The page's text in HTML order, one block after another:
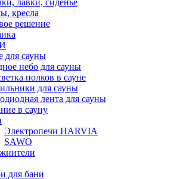
лавки, сиденье
кресла
решение
для сауны
небо для сауны
полков в сауне
для сауны
лента для сауны
в сауну
Электропечи HARVIA
SAWO
для бани